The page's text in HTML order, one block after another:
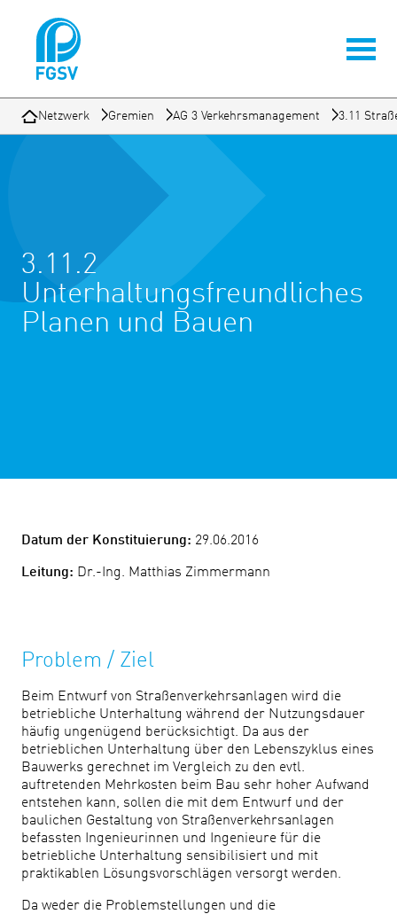
Netzwerk Gremien AG 3 Verkehrsmanagement 3.11
3.11.2
Unterhaltungsfreundliches
Planen und Bauen
Datum der Konstituierung: 29.06.2016
Leitung: Dr.-Ing. Matthias Zimmermann
Problem / Ziel
Beim Entwurf von Straßenverkehrsanlagen wird die
betriebliche Unterhaltung während der Nutzungsdauer
häufig ungenügend berücksichtigt. Da aus der
betrieblichen Unterhaltung über den Lebenszyklus eines
Bauwerks gerechnet im Vergleich zu den evtl.
auftretenden Mehrkosten beim Bau sehr hoher Aufwand
entstehen kann, sollen die mit dem Entwurf und der
baulichen Gestaltung von Straßenverkehrsanlagen
befassten Ingenieurinnen und Ingenieure für die
betriebliche Unterhaltung sensibilisiert und mit
praktikablen Lösungsvorschlägen versorgt werden.
Da weder die Problemstellungen und die